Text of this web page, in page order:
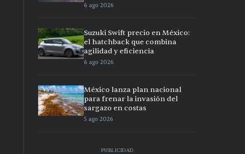
6 ago 2026
Suzuki Swift precio en México:
el hatchback que combina
agilidad y eficiencia
6 ago 2026
México lanza plan nacional
para frenar la invasión del
sargazo en costas
5 ago 2026
PUBLICIDAD